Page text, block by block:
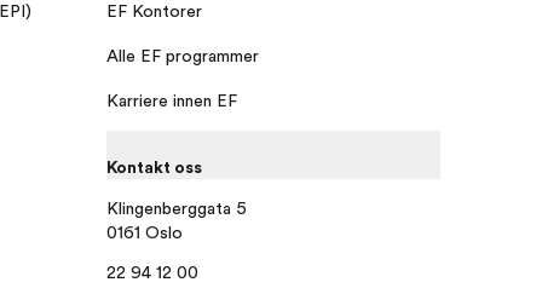
EF Kontorer
Alle EF programmer
Karriere innen EF
Kontakt oss
Klingenberggata 5
0161 Oslo
22 94 12 00